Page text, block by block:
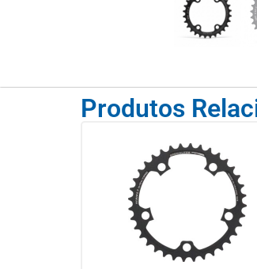
Produtos